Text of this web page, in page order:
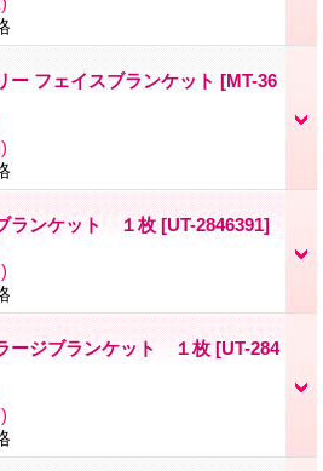
ー フェイスブランケット [MT-36
ランケット １枚 [UT-2846391]
ージブランケット １枚 [UT-284